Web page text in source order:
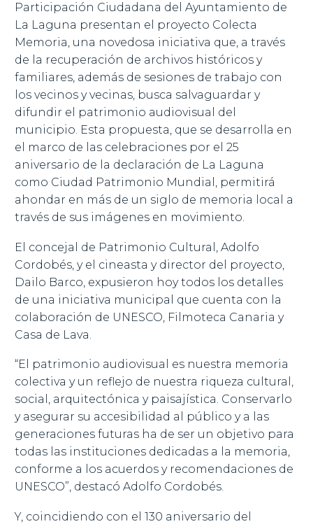
Participación Ciudadana del Ayuntamiento de
La Laguna presentan el proyecto Colecta
Memoria, una novedosa iniciativa que, a través
de la recuperación de archivos históricos y
familiares, además de sesiones de trabajo con
los vecinos y vecinas, busca salvaguardar y
difundir el patrimonio audiovisual del
municipio. Esta propuesta, que se desarrolla en
el marco de las celebraciones por el 25
aniversario de la declaración de La Laguna
como Ciudad Patrimonio Mundial, permitirá
ahondar en más de un siglo de memoria local a
través de sus imágenes en movimiento.
El concejal de Patrimonio Cultural, Adolfo
Cordobés, y el cineasta y director del proyecto,
Dailo Barco, expusieron hoy todos los detalles
de una iniciativa municipal que cuenta con la
colaboración de UNESCO, Filmoteca Canaria y
Casa de Lava.
“El patrimonio audiovisual es nuestra memoria
colectiva y un reflejo de nuestra riqueza cultural,
social, arquitectónica y paisajística. Conservarlo
y asegurar su accesibilidad al público y a las
generaciones futuras ha de ser un objetivo para
todas las instituciones dedicadas a la memoria,
conforme a los acuerdos y recomendaciones de
UNESCO”, destacó Adolfo Cordobés.
Y, coincidiendo con el 130 aniversario del